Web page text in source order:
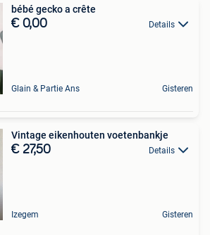
bébé gecko a crête
€ 0,00 Details
Glain & Partie Ans Gisteren
Vintage eikenhouten voetenbankje
€ 27,50 Details
Izegem Gisteren